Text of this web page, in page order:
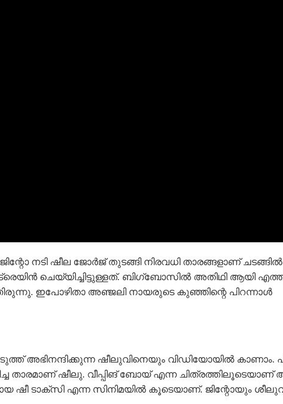
നടി ഷീല ജോർജ് തുടങ്ങി നിരവധി താരങ്ങളാണ്
ചെയ്യിച്ചിട്ടുള്ളത്. ബിഗ്‌ബോസിൽ അതിഥി ആയി
ഇപോഴിതാ അഞ്ജലി നായരുടെ കുഞ്ഞിന്റെ പിറന്നാൾ
ഷീലുവിനെയും വിഡിയോയിൽ കാണാം.
താരമാണ് ഷീലു. വീപ്പിങ് ബോയ് എന്ന ചിത്രത്തിലൂടെയാണ്
ഷീ ടാക്സി എന്ന സിനിമയിൽ കൂടെയാണ്. ജിന്റോയും